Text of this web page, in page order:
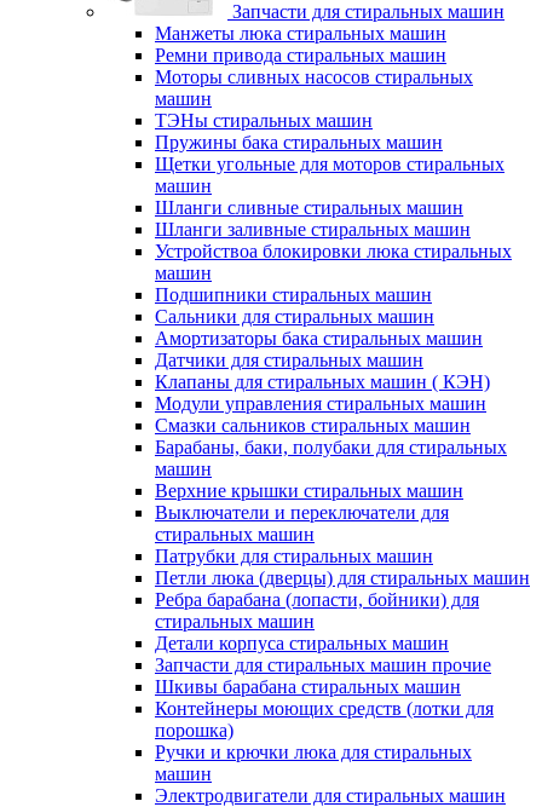
Запчасти для стиральных машин
Манжеты люка стиральных машин
Ремни привода стиральных машин
Моторы сливных насосов стиральных
машин
ТЭНы стиральных машин
Пружины бака стиральных машин
Щетки угольные для моторов стиральных
машин
Шланги сливные стиральных машин
Шланги заливные стиральных машин
Устройствоа блокировки люка стиральных
машин
Подшипники стиральных машин
Сальники для стиральных машин
Амортизаторы бака стиральных машин
Датчики для стиральных машин
Клапаны для стиральных машин ( КЭН)
Модули управления стиральных машин
Смазки сальников стиральных машин
Барабаны, баки, полубаки для стиральных
машин
Верхние крышки стиральных машин
Выключатели и переключатели для
стиральных машин
Патрубки для стиральных машин
Петли люка (дверцы) для стиральных машин
Ребра барабана (лопасти, бойники) для
стиральных машин
Детали корпуса стиральных машин
Запчасти для стиральных машин прочие
Шкивы барабана стиральных машин
Контейнеры моющих средств (лотки для
порошка)
Ручки и крючки люка для стиральных
машин
Электродвигатели для стиральных машин